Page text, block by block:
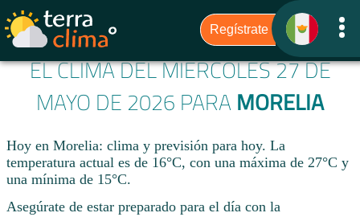
EL CLIMA DEL MIÉRCOLES 27 DE
MAYO DE 2026 PARA MORELIA
Hoy en Morelia: clima y previsión para hoy. La
temperatura actual es de 16°C, con una máxima de 27°C y
una mínima de 15°C.​
Asegúrate de estar preparado para el día con la